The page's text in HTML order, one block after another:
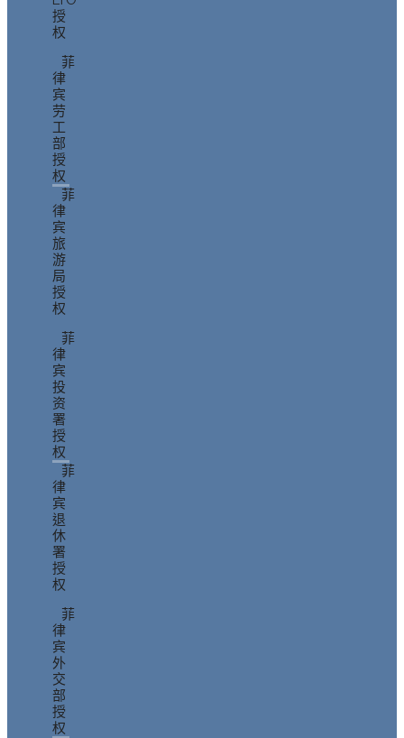
授
权
菲
律
宾
劳
工
部
授
权
菲
律
宾
旅
游
局
授
权
菲
律
宾
投
资
署
授
权
菲
律
宾
退
休
署
授
权
菲
律
宾
外
交
部
授
权